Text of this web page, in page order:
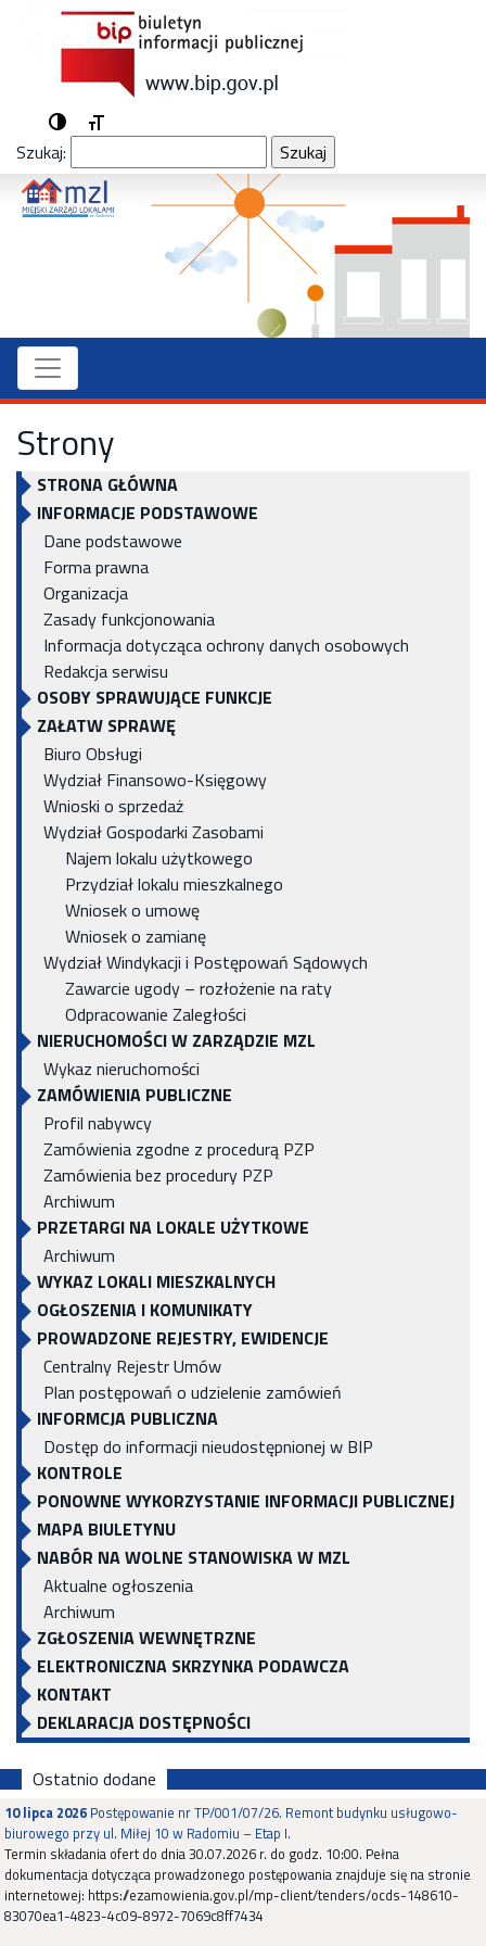
Przełącz wysoki kontrast
Zmień rozmiar czcionek
Szukaj:
Strony
STRONA GŁÓWNA
INFORMACJE PODSTAWOWE
Dane podstawowe
Forma prawna
Organizacja
Zasady funkcjonowania
Informacja dotycząca ochrony danych osobowych
Redakcja serwisu
OSOBY SPRAWUJĄCE FUNKCJE
ZAŁATW SPRAWĘ
Biuro Obsługi
Wydział Finansowo-Księgowy
Wnioski o sprzedaż
Wydział Gospodarki Zasobami
Najem lokalu użytkowego
Przydział lokalu mieszkalnego
Wniosek o umowę
Wniosek o zamianę
Wydział Windykacji i Postępowań Sądowych
Zawarcie ugody – rozłożenie na raty
Odpracowanie Zaległości
NIERUCHOMOŚCI W ZARZĄDZIE MZL
Wykaz nieruchomości
ZAMÓWIENIA PUBLICZNE
Profil nabywcy
Zamówienia zgodne z procedurą PZP
Zamówienia bez procedury PZP
Archiwum
PRZETARGI NA LOKALE UŻYTKOWE
Archiwum
WYKAZ LOKALI MIESZKALNYCH
OGŁOSZENIA I KOMUNIKATY
PROWADZONE REJESTRY, EWIDENCJE
Centralny Rejestr Umów
Plan postępowań o udzielenie zamówień
INFORMCJA PUBLICZNA
Dostęp do informacji nieudostępnionej w BIP
KONTROLE
PONOWNE WYKORZYSTANIE INFORMACJI PUBLICZNEJ
MAPA BIULETYNU
NABÓR NA WOLNE STANOWISKA W MZL
Aktualne ogłoszenia
Archiwum
ZGŁOSZENIA WEWNĘTRZNE
ELEKTRONICZNA SKRZYNKA PODAWCZA
KONTAKT
DEKLARACJA DOSTĘPNOŚCI
Ostatnio dodane
10 lipca 2026 Postępowanie nr TP/001/07/26. Remont budynku usługowo-
biurowego przy ul. Miłej 10 w Radomiu – Etap I.
Termin składania ofert do dnia 30.07.2026 r. do godz. 10:00. Pełna
dokumentacja dotycząca prowadzonego postępowania znajduje się na stronie
internetowej: https://ezamowienia.gov.pl/mp-client/tenders/ocds-148610-
83070ea1-4823-4c09-8972-7069c8ff7434